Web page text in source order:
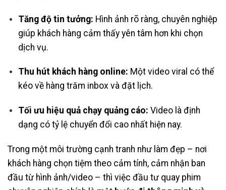
Tăng độ tin tưởng: Hình ảnh rõ ràng, chuyên nghiệp
giúp khách hàng cảm thấy yên tâm hơn khi chọn
dịch vụ.
Thu hút khách hàng online: Một video viral có thể
kéo về hàng trăm inbox và đặt lịch.
Tối ưu hiệu quả chạy quảng cáo: Video là định
dạng có tỷ lệ chuyển đổi cao nhất hiện nay.
Trong một môi trường cạnh tranh như làm đẹp – nơi
khách hàng chọn tiệm theo cảm tính, cảm nhận ban
đầu từ hình ảnh/video – thì việc đầu tư quay phim